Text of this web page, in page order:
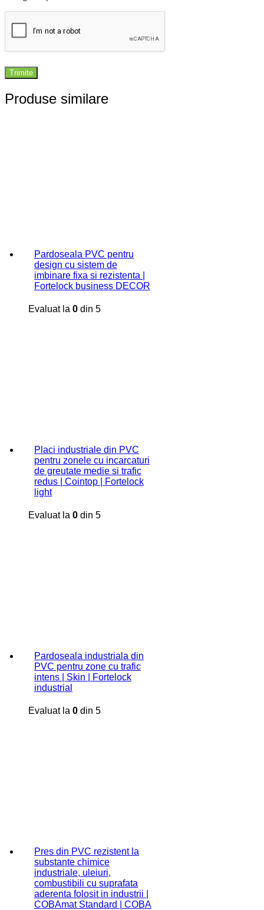
Produse similare
Pardoseala PVC pentru
design cu sistem de
imbinare fixa si rezistenta |
Fortelock business DECOR
Evaluat la 0 din 5
Placi industriale din PVC
pentru zonele cu incarcaturi
de greutate medie si trafic
redus | Cointop | Fortelock
light
Evaluat la 0 din 5
Pardoseala industriala din
PVC pentru zone cu trafic
intens | Skin | Fortelock
industrial
Evaluat la 0 din 5
Pres din PVC rezistent la
substante chimice
industriale, uleiuri,
combustibili cu suprafata
aderenta folosit in industrii |
COBAmat Standard | COBA